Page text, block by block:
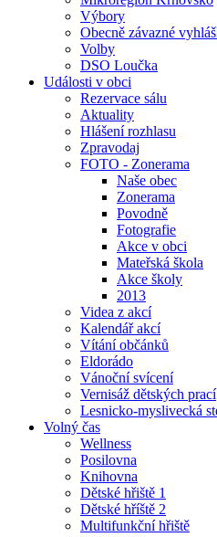
Výbory
Obecně závazné
Volby
DSO Loučka
Události v obci
Rezervace sálu
Aktuality
Hlášení rozhlasu
Zpravodaj
FOTO - Zonerama
Naše obec
Zonerama
Povodně
Fotografie
Akce v obci
Mateřská škola
Akce školy
2013
Videa z akcí
Kalendář akcí
Vítání občánků
Eldorádo
Vánoční svícení
Vernisáž dětských prací
Lesnicko-myslivecká
Volný čas
Wellness
Posilovna
Knihovna
Dětské hřiště 1
Dětské hříště 2
Multifunkční hřiště